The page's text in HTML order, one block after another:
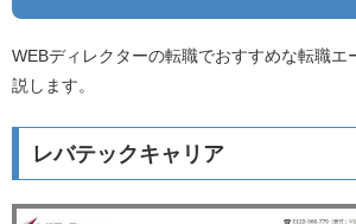
WEBディレクターの転職でおすすめな転職エ
説します。
レバテックキャリア